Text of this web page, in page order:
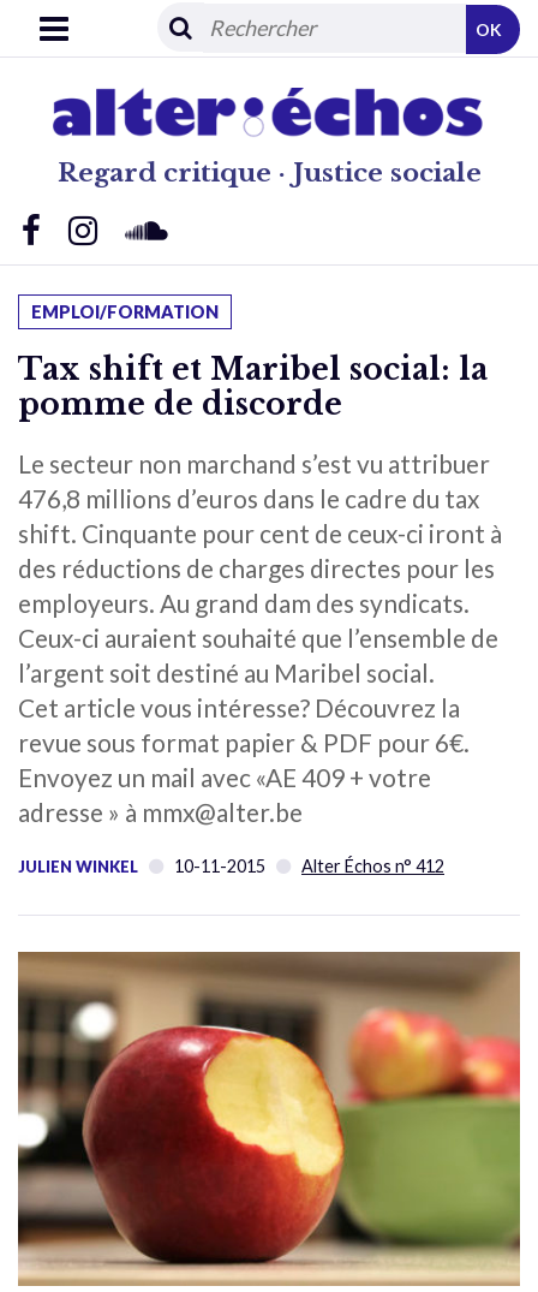
Regard critique · Justice sociale
OK
EMPLOI/FORMATION
Tax shift et Maribel social: la
pomme de discorde
Le secteur non marchand s’est vu attribuer
476,8 millions d’euros dans le cadre du tax
shift. Cinquante pour cent de ceux-ci iront à
des réductions de charges directes pour les
employeurs. Au grand dam des syndicats.
Ceux-ci auraient souhaité que l’ensemble de
l’argent soit destiné au Maribel social.
Cet article vous intéresse? Découvrez la
revue sous format papier & PDF pour 6€.
Envoyez un mail avec «AE 409 + votre
adresse » à mmx@alter.be
JULIEN WINKEL 10-11-2015 Alter Échos n° 412